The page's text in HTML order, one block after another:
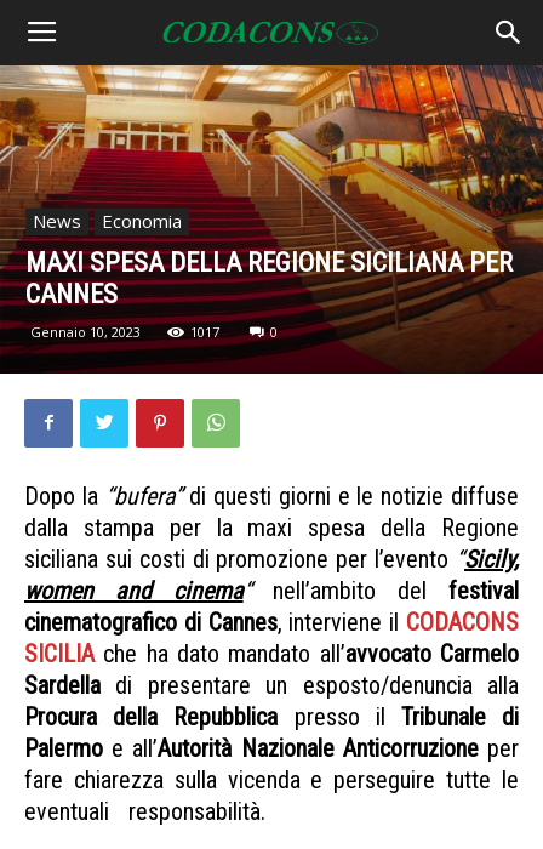
News Economia
MAXI SPESA DELLA REGIONE SICILIANA PER
CANNES
Gennaio 10, 2023 1017 0
Dopo la “bufera”di questi giorni e le notizie diffuse
dalla stampa per la maxi spesa della Regione
siciliana sui costi di promozione per l’evento “Sicily,
women and cinema“nell’ambito delfestival
cinematografico di Cannes, interviene il CODACONS
SICILIAche ha dato mandato all’avvocato Carmelo
Sardella di presentare un esposto/denuncia alla
Procura della Repubblica presso il Tribunale di
Palermo e all’Autorità Nazionale Anticorruzioneper
fare chiarezza sulla vicenda e perseguire tutte le
eventuali responsabilità.